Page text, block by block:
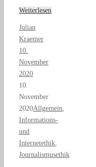
Weiterlesen
Julian
Kraemer
10.
November
2020
10.
November
2020Allgemein
Informations-
und
Internetethik
Journalismusethik